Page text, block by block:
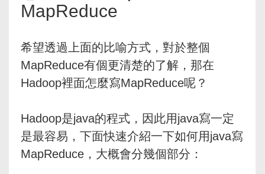
MapReduce
希望透過上面的比喻方式，對於整個
MapReduce有個更清楚的了解，那在
Hadoop裡面怎麼寫MapReduce呢？
Hadoop是java的程式，因此用java寫一定
是最容易，下面快速介紹一下如何用java寫
MapReduce，大概會分幾個部分：